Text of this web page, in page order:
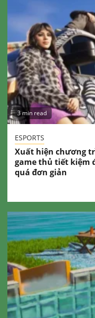
3 min read
ESPORTS
Xuất hiện chương
game thủ tiết kiệm
quá đơn giản